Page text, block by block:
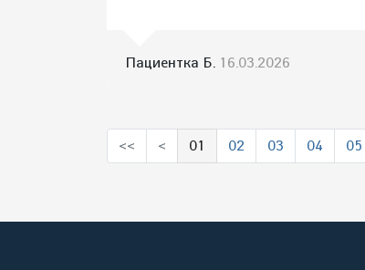
Пациентка Б. 16.03.2026
<< <
01
02 03 04 05